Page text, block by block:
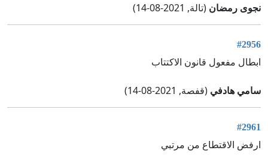
نجوى رمضان (تالة, 2021-08-14)
#2956
ابطال مفعول قانون الاكتتاب
سامي هادفي (قفصة, 2021-08-14)
#2961
ارفض الاقتطاع من مرتبي